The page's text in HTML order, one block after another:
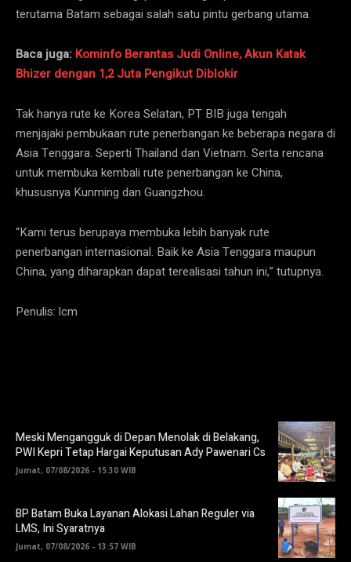
terutama Batam sebagai salah satu pintu gerbang utama.
Baca juga: Kominfo Berantas Judi Online, Akun Katak
Bhizer dengan 1,2 Juta Pengikut Diblokir
Tak hanya rute ke Korea Selatan, PT BIB juga tengah
menjajaki pembukaan rute penerbangan ke beberapa negara di
Asia Tenggara. Seperti Thailand dan Vietnam. Serta rencana
untuk membuka kembali rute penerbangan ke China,
khususnya Kunming dan Guangzhou.
“Kami terus berupaya membuka lebih banyak rute
penerbangan internasional. Baik ke Asia Tenggara maupun
China, yang diharapkan dapat terealisasi tahun ini,” tutupnya.
Penulis: lcm
Meski Mengangguk di Depan Menolak di Belakang,
PWI Kepri Tetap Hargai Keputusan Ady Pawenari Cs
Jumat, 07/08/2026 - 15:30 WIB
BP Batam Buka Layanan Alokasi Lahan Reguler via
LMS, Ini Syaratnya
Jumat, 07/08/2026 - 13:57 WIB